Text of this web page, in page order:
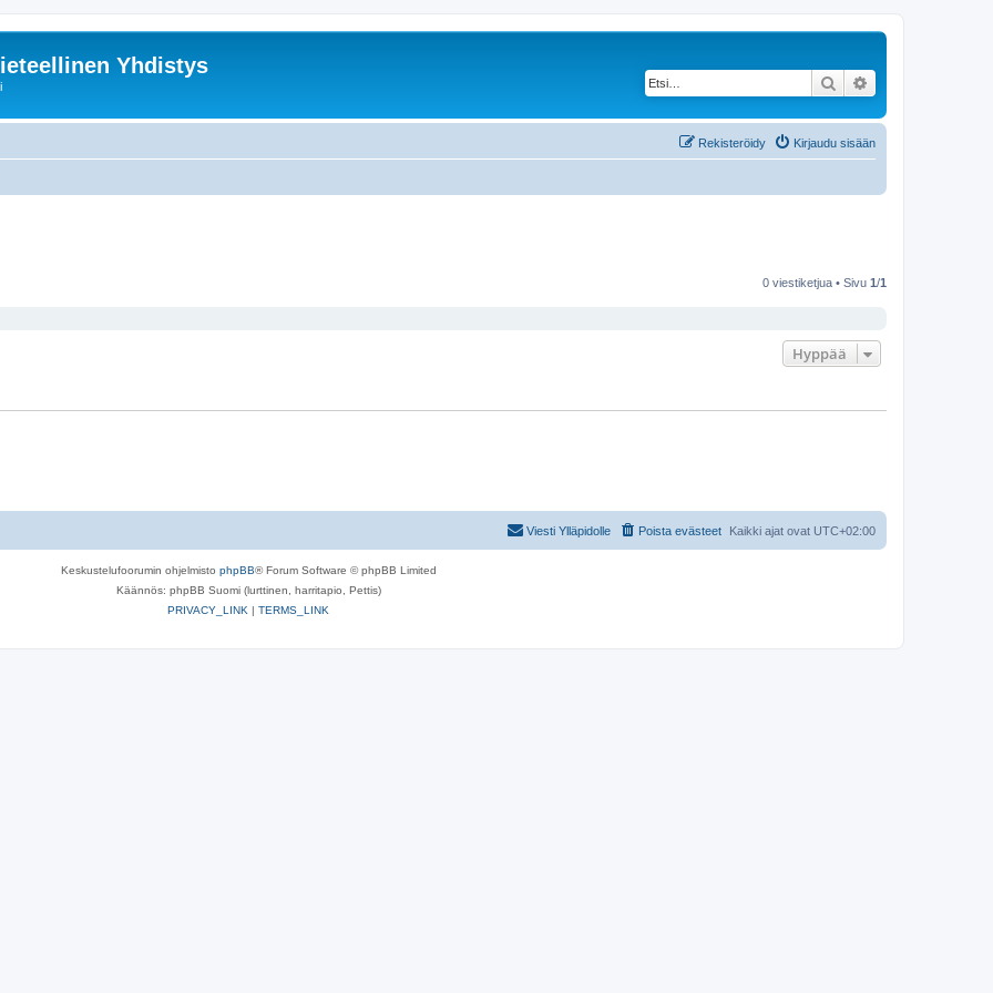
Yhdistys
Etsi
Kirjaudu sisään
Rekisteröidy
0 viestiketjua • Sivu 1/1
Hyppää
Kaikki ajat ovat UTC+02:00
Poista evästeet
Viesti Ylläpidolle
Keskustelufoorumin ohjelmisto phpBB® Forum Software © phpBB Limited
Käännös: phpBB Suomi (lurttinen, harritapio, Pettis)
PRIVACY_LINK | TERMS_LINK